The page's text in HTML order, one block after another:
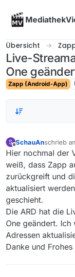
Übersicht
Live-
One
Zapp (Android-App)
S SchauAnschrieb
zuletzt
Hier nochmal der
weiß, dass Zapp
zurückgreift und
aktualisiert
geschieht.
Die ARD hat die
One geändert.
Adressen
Danke und Frohes